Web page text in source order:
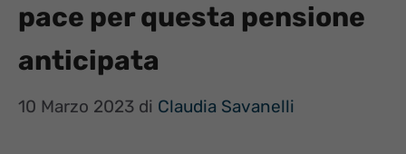
pace per questa pensione
anticipata
10 Marzo 2023 di Claudia Savanelli